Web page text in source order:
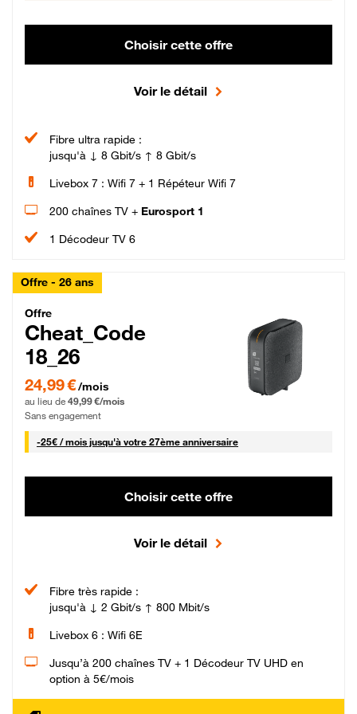
Choisir cette offre
Voir le détail
Fibre ultra rapide :
jusqu'à ↓ 8 Gbit/s ↑ 8 Gbit/s
Livebox 7 : Wifi 7 + 1 Répéteur Wifi 7
200 chaînes TV + Eurosport 1
1 Décodeur TV 6
Offre - 26 ans
Cheat_Code Fibre_18_26
Offre
Cheat_Code
18_26
24,99 € par mois pendant 0 mois puis 49,99 € par mois, Sans engagement
24,99 €/mois
au lieu de 49,99 €/mois
Sans engagement
-25€ / mois25 € par mois
jusqu'à votre 27ème anniversaire
Choisir cette offre
Voir le détail
Fibre très rapide :
jusqu'à ↓ 2 Gbit/s ↑ 800 Mbit/s
Livebox 6 : Wifi 6E
Jusqu’à 200 chaînes TV + 1 Décodeur TV UHD en
option à 5€/mois